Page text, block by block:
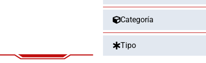
Categoría
Tipo